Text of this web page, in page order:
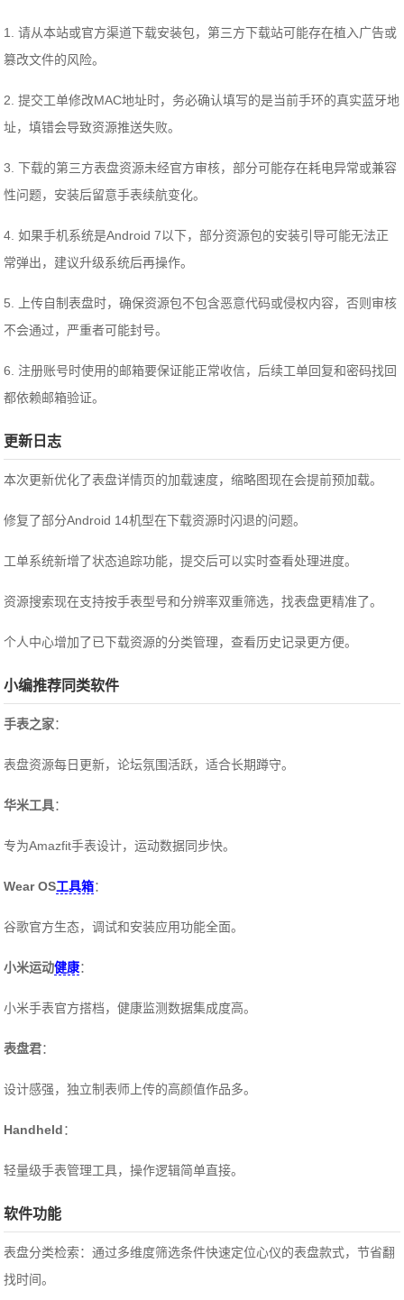
1. 请从本站或官方渠道下载安装包，第三方下载站可能存在植入广告或
篡改文件的风险。
2. 提交工单修改MAC地址时，务必确认填写的是当前手环的真实蓝牙地
址，填错会导致资源推送失败。
3. 下载的第三方表盘资源未经官方审核，部分可能存在耗电异常或兼容
性问题，安装后留意手表续航变化。
4. 如果手机系统是Android 7以下，部分资源包的安装引导可能无法正
常弹出，建议升级系统后再操作。
5. 上传自制表盘时，确保资源包不包含恶意代码或侵权内容，否则审核
不会通过，严重者可能封号。
6. 注册账号时使用的邮箱要保证能正常收信，后续工单回复和密码找回
都依赖邮箱验证。
更新日志
本次更新优化了表盘详情页的加载速度，缩略图现在会提前预加载。
修复了部分Android 14机型在下载资源时闪退的问题。
工单系统新增了状态追踪功能，提交后可以实时查看处理进度。
资源搜索现在支持按手表型号和分辨率双重筛选，找表盘更精准了。
个人中心增加了已下载资源的分类管理，查看历史记录更方便。
小编推荐同类软件
手表之家：
表盘资源每日更新，论坛氛围活跃，适合长期蹲守。
华米工具：
专为Amazfit手表设计，运动数据同步快。
Wear OS工具箱：
谷歌官方生态，调试和安装应用功能全面。
小米运动健康：
小米手表官方搭档，健康监测数据集成度高。
表盘君：
设计感强，独立制表师上传的高颜值作品多。
Handheld：
轻量级手表管理工具，操作逻辑简单直接。
软件功能
表盘分类检索：通过多维度筛选条件快速定位心仪的表盘款式，节省翻
找时间。